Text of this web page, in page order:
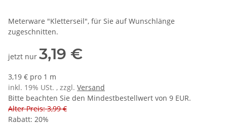
Meterware "Kletterseil", für Sie auf Wunschlänge
zugeschnitten.
jetzt nur 3,19 €
3,19 € pro 1 m
inkl. 19% USt. , zzgl. Versand
Bitte beachten Sie den Mindestbestellwert von 9 EUR.
Alter Preis: 3,99 €
Rabatt: 20%